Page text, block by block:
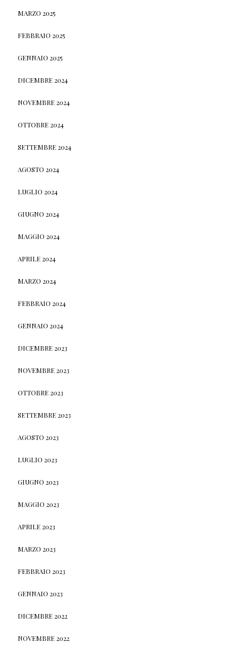
MARZO 2025
FEBBRAIO 2025
GENNAIO 2025
DICEMBRE 2024
NOVEMBRE 2024
OTTOBRE 2024
SETTEMBRE 2024
AGOSTO 2024
LUGLIO 2024
GIUGNO 2024
MAGGIO 2024
APRILE 2024
MARZO 2024
FEBBRAIO 2024
GENNAIO 2024
DICEMBRE 2023
NOVEMBRE 2023
OTTOBRE 2023
SETTEMBRE 2023
AGOSTO 2023
LUGLIO 2023
GIUGNO 2023
MAGGIO 2023
APRILE 2023
MARZO 2023
FEBBRAIO 2023
GENNAIO 2023
DICEMBRE 2022
NOVEMBRE 2022